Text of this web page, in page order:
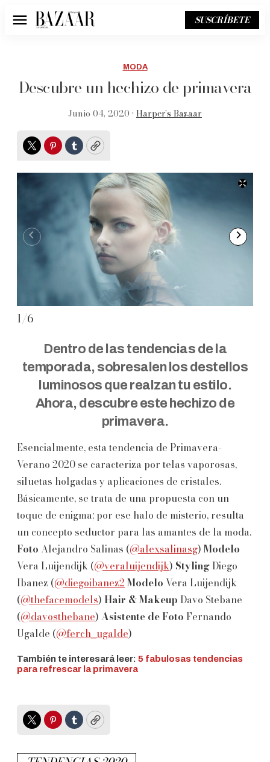
Menú SUSCRÍBETE
MODA
Descubre un hechizo de primavera
Junio 04, 2020 • Harper’s Bazaar
TwitterPinterest
TumblrCopy
1/6
Dentro de las tendencias de la
temporada, sobresalen los destellos
luminosos que realzan tu estilo.
Ahora, descubre este hechizo de
primavera.
Esencialmente, esta tendencia de Primavera-
Verano 2020 se caracteriza por telas vaporosas,
siluetas holgadas y aplicaciones de cristales.
Básicamente, se trata de una propuesta con un
toque de enigma; por ese halo de misterio, resulta
un concepto seductor para las amantes de la moda.
Foto Alejandro Salinas (@alexsalinasg) Modelo
Vera Luijendijk (@veraluijendijk) Styling Diego
Ibanez (@diegoibanez2 Modelo Vera Luijendijk
(@thefacemodels) Hair & Makeup Davo Stebane
(@davosthebane) Asistente de Foto Fernando
Ugalde (@ferch_ugalde)
También te interesará leer: 5 fabulosas tendencias
para refrescar la primavera
TwitterPinterest
TumblrCopy